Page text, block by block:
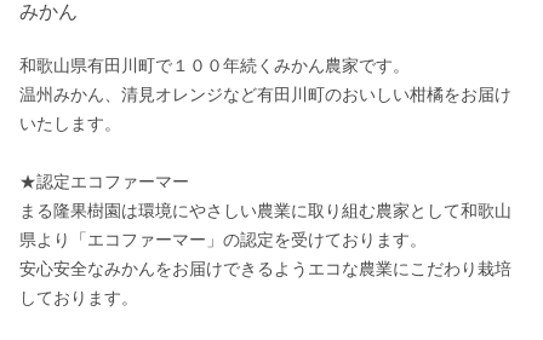
みかん
和歌山県有田川町で１００年続くみかん農家です。
温州みかん、清見オレンジなど有田川町のおいしい柑橘をお届け
いたします。
★認定エコファーマー
まる隆果樹園は環境にやさしい農業に取り組む農家として和歌山
県より「エコファーマー」の認定を受けております。
安心安全なみかんをお届けできるようエコな農業にこだわり栽培
しております。